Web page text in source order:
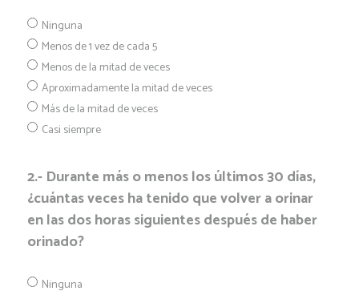
Ninguna
Menos de 1 vez de cada 5
Menos de la mitad de veces
Aproximadamente la mitad de veces
Más de la mitad de veces
Casi siempre
2.- Durante más o menos los últimos 30 días,
¿cuántas veces ha tenido que volver a orinar
en las dos horas siguientes después de haber
orinado?
Ninguna